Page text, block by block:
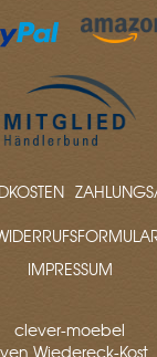
IMPRESSUM
clever-moebel
Wiedereck-Kost